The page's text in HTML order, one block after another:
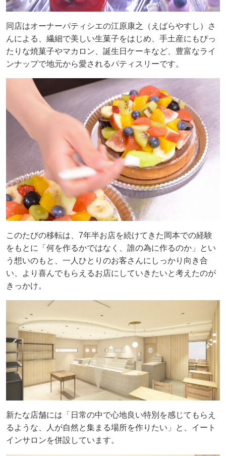
同店はオーナーパティシエの江原康之（えばらやすし）さ
んによる、繊細で美しい生菓子をはじめ、手土産にもぴっ
たりな焼菓子やマカロン、誕生日ケーキなど、豊富なライ
ンナップで地元から愛されるパティスリーです。
このたびの移転は、7年半お店を続けてきた岡本での経験
をもとに「何を作るかではなく、誰の為に作るのか」とい
う想いのもと、一人ひとりのお客さんにしっかり向き合
い、より喜んでもらえるお店にしていきたいと考えたのが
きっかけ。
新たな店舗には「日常の中で心地良い特別を感じてもらえ
るような、人が自然と集まる場所を作りたい」と、イート
インサロンを併設しています。